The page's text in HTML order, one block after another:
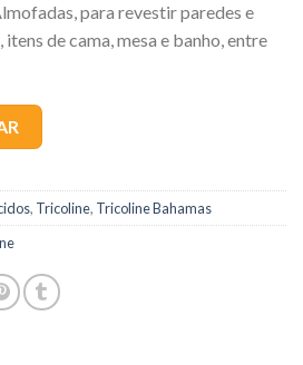
para revestir paredes e
de cama, mesa e banho, entre
, Tricoline, Tricoline Bahamas